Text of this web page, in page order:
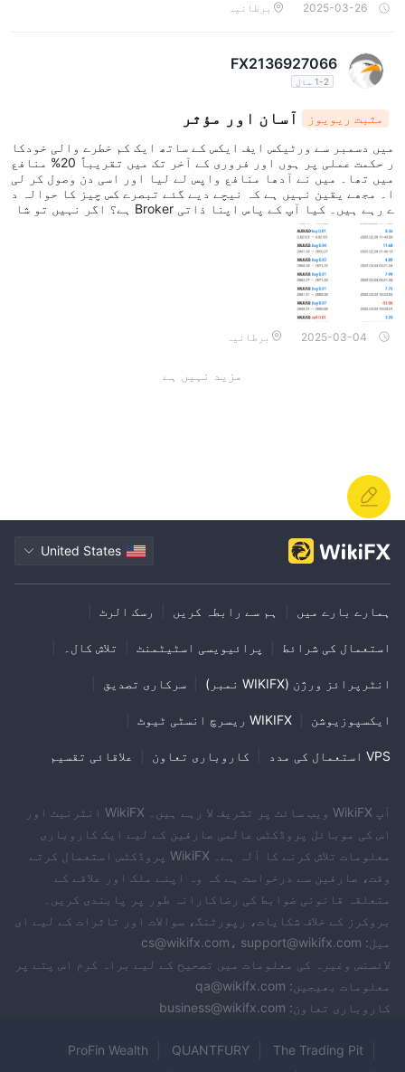
2025-03-26 برطانیہ
FX2136927066
1-2 سال
مثبت ریویوز آسان اور مؤثر
میں دسمبر سے ورٹیکس ایف ایکس کے ساتھ ایک کم خطرے والی خودکا
ر حکمت عملی پر ہوں اور فروری کے آخر تک میں تقریباً 20% منافع
میں تھا۔ میں نے آدھا منافع واپس لے لیا اور اسی دن وصول کر لی
ا۔ مجھے یقین نہیں ہے کہ نیچے دیے گئے تبصرے کس چیز کا حوالہ د
ے رہے ہیں۔ کیا آپ کے پاس اپنا ذاتی Broker ہے؟ اگر نہیں تو شا
ید ایک درخواست کریں کیونکہ میرا ایک بہت بڑی مدد ہے۔
2025-03-04 برطانیہ
مزید نہیں ہے
United States
ہمارے بارے میں ہم سے رابطہ کریں رسک الرٹ
استعمال کی شرائط پرائیویسی اسٹیٹمنٹ تلاش کال۔
انٹرپرائز ورژن (WIKIFX نمبر) سرکاری تصدیق
ایکسپوزیوشن WIKIFX ریسرچ انسٹی ٹیوٹ
VPS استعمال کی مدد کاروباری تعاون علاقائی تقسیم
آپ WikiFX ویب سائٹ پر تشریف لا رہے ہیں۔ WikiFX انٹرنیٹ اور
اس کی موبائل پروڈکٹس عالمی صارفین کے لیے ایک کاروباری
معلومات تلاش کرنے کا آلہ ہے۔ WikiFX پروڈکٹس استعمال کرتے
وقت، صارفین سے درخواست ہے کہ وہ اپنے ملک اور علاقے کے
متعلقہ قانونی ضوابط کی رضاکارانہ طور پر پابندی کریں۔
بروکرز کے خلاف شکایات، رپورٹنگ، سوالات اور تاثرات کے لیے ای
میل: cs@wikifx.com، support@wikifx.com
لائسنس وغیرہ کی معلومات میں تصحیح کے لیے براہ کرم اس پتے پر
معلومات بھیجیں: qa@wikifx.com
کاروباری تعاون: business@wikifx.com
The Trading Pit
QUANTFURY
ProFin Wealth